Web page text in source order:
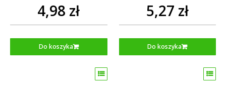
4,98 zł
Do koszyka
5,27 zł
Do koszyka